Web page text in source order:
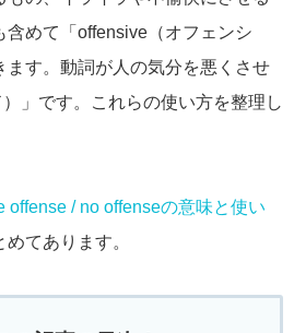
含めて「offensive（オフェンシ
ます。動詞が人の気分を悪くさせ
」です。これらの使い方を整理し
offense / no offenseの意味と使い
てあります。